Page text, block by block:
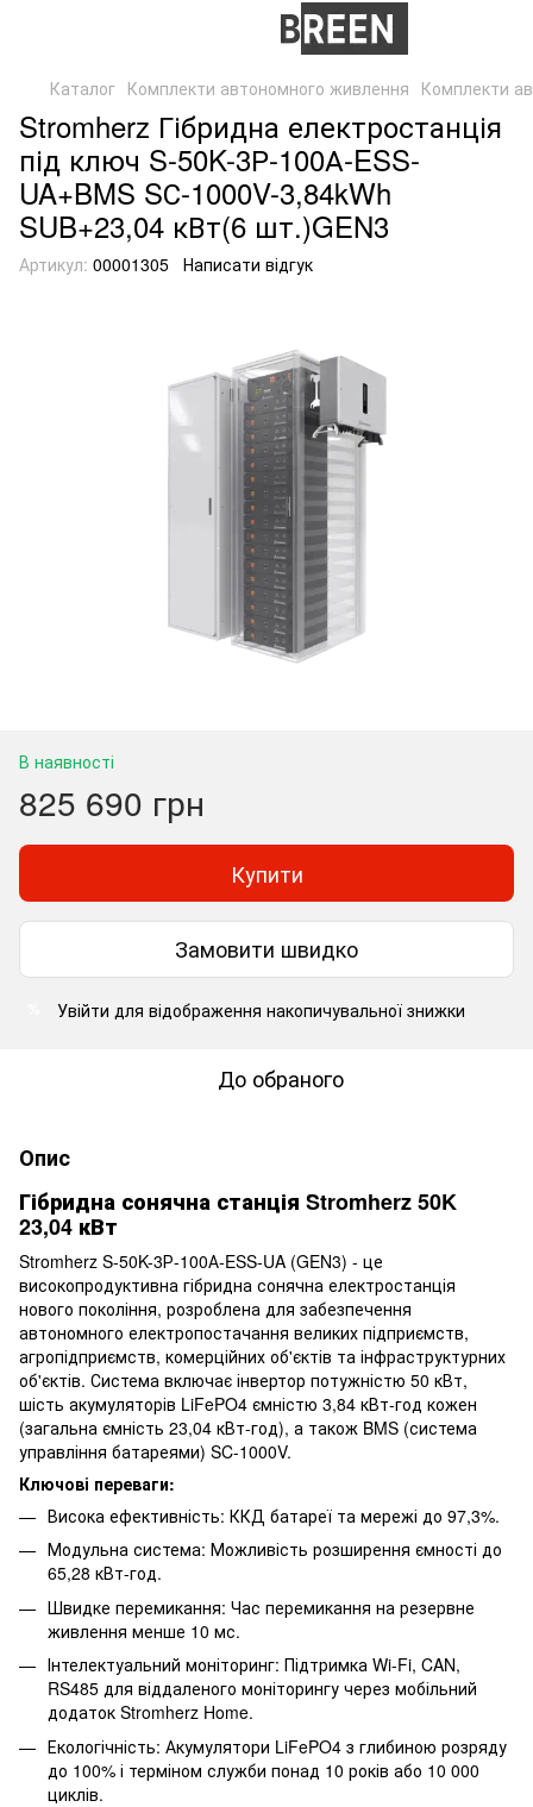
Каталог Комплекти автономного живлення Комплекти
Stromherz Гібридна електростанція
під ключ S-50K-3Р-100А-ESS-
UA+BMS SС-1000V-3,84kWh
SUB+23,04 кВт(6 шт.)GEN3
Артикул: 00001305 Написати відгук
В наявності
825 690 грн
Купити
Замовити швидко
Увійти для відображення накопичувальної знижки
До обраного
Опис
Гібридна сонячна станція Stromherz 50K
23,04 кВт
Stromherz S-50K-3Р-100А-ESS-UA (GEN3) - це
високопродуктивна гібридна сонячна електростанція
нового покоління, розроблена для забезпечення
автономного електропостачання великих підприємств,
агропідприємств, комерційних об'єктів та інфраструктурних
об'єктів. Система включає інвертор потужністю 50 кВт,
шість акумуляторів LiFePO4 ємністю 3,84 кВт-год кожен
(загальна ємність 23,04 кВт-год), а також BMS (система
управління батареями) SC-1000V.
Ключові переваги:
Висока ефективність: ККД батареї та мережі до 97,3%.
Модульна система: Можливість розширення ємності до
65,28 кВт-год.
Швидке перемикання: Час перемикання на резервне
живлення менше 10 мс.
Інтелектуальний моніторинг: Підтримка Wi-Fi, CAN,
RS485 для віддаленого моніторингу через мобільний
додаток Stromherz Home.
Екологічність: Акумулятори LiFePO4 з глибиною розряду
до 100% і терміном служби понад 10 років або 10 000
циклів.